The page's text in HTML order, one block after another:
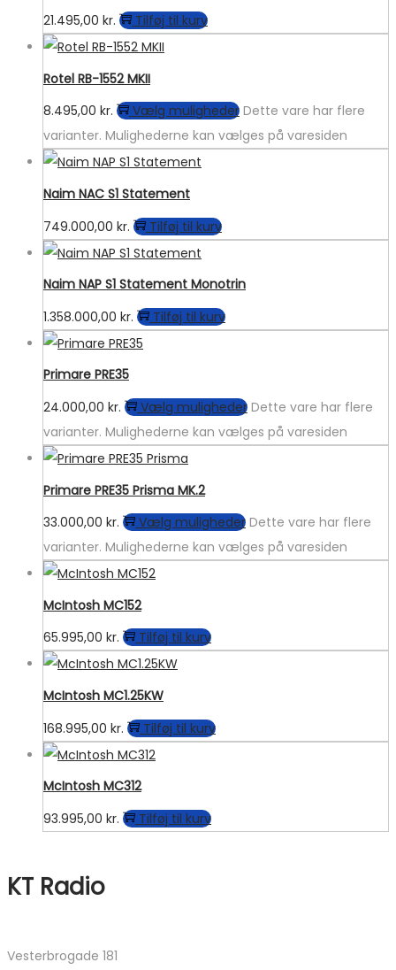
21.495,00 kr. Tilføj til kurv
Rotel RB-1552 MKII
8.495,00 kr. Vælg muligheder Dette vare har flere
varianter. Mulighederne kan vælges på varesiden
Naim NAC S1 Statement
749.000,00 kr. Tilføj til kurv
Naim NAP S1 Statement Monotrin
1.358.000,00 kr. Tilføj til kurv
Primare PRE35
24.000,00 kr. Vælg muligheder Dette vare har flere
varianter. Mulighederne kan vælges på varesiden
Primare PRE35 Prisma MK.2
33.000,00 kr. Vælg muligheder Dette vare har flere
varianter. Mulighederne kan vælges på varesiden
McIntosh MC152
65.995,00 kr. Tilføj til kurv
McIntosh MC1.25KW
168.995,00 kr. Tilføj til kurv
McIntosh MC312
93.995,00 kr. Tilføj til kurv
KT Radio
Vesterbrogade 181